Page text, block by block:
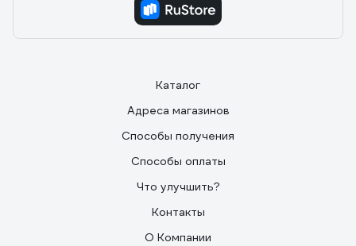
Каталог
Адреса магазинов
Способы получения
Способы оплаты
Что улучшить?
Контакты
О Компании